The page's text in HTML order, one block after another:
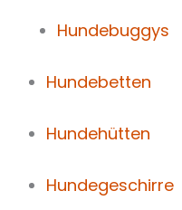
Hundebuggys
Hundebetten
Hundehütten
Hundegeschirre